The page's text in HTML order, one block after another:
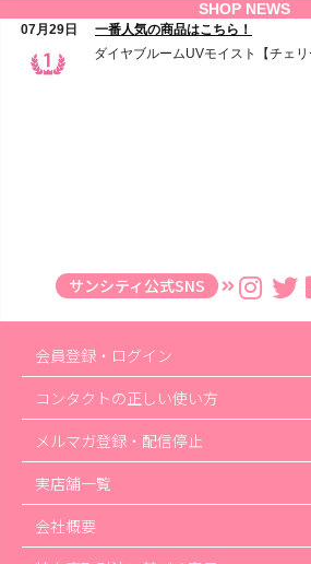
サンシティ公式SNS
会員登録・ログイン
コンタクトの正しい使い方
メルマガ登録・配信停止
実店舗一覧
会社概要